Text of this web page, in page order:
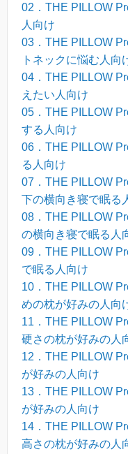
02．THE PILLOW
人向け
03．THE PILLOW
トネックに悩む人向
04．THE PILLOW
えたい人向け
05．THE PILLOW
する人向け
06．THE PILLOW
る人向け
07．THE PILLOW
下の横向き寝で眠る
08．THE PILLOW
の横向き寝で眠る人
09．THE PILLOW
で眠る人向け
10．THE PILLOW
めの枕が好みの人向
11．THE PILLOW
硬さの枕が好みの人
12．THE PILLOW
が好みの人向け
13．THE PILLOW
が好みの人向け
14．THE PILLOW
高さの枕が好みの人